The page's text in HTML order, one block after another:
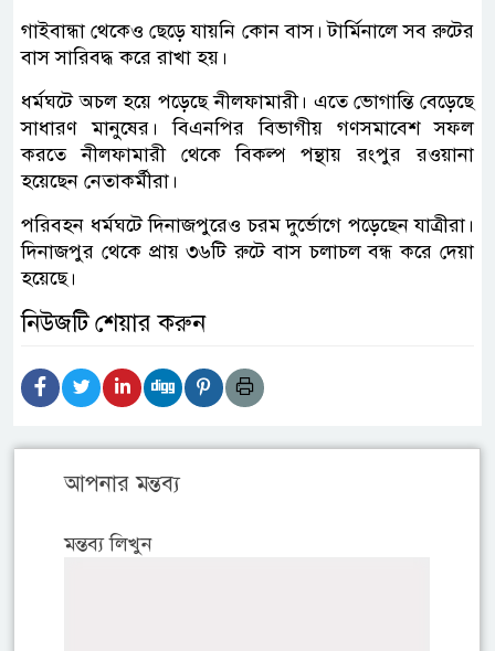
গাইবান্ধা থেকেও ছেড়ে যায়নি কোন বাস। টার্মিনালে সব রুটের
বাস সারিবদ্ধ করে রাখা হয়।
ধর্মঘটে অচল হয়ে পড়েছে নীলফামারী। এতে ভোগান্তি বেড়েছে
সাধারণ মানুষের। বিএনপির বিভাগীয় গণসমাবেশ সফল
করতে নীলফামারী থেকে বিকল্প পন্থায় রংপুর রওয়ানা
হয়েছেন নেতাকর্মীরা।
পরিবহন ধর্মঘটে দিনাজপুরেও চরম দুর্ভোগে পড়েছেন যাত্রীরা।
দিনাজপুর থেকে প্রায় ৩৬টি রুটে বাস চলাচল বন্ধ করে দেয়া
হয়েছে।
নিউজটি শেয়ার করুন
আপনার মন্তব্য
মন্তব্য লিখুন